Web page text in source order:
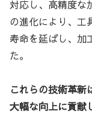
対応し、高精度な
の進化により、工
寿命を延ばし、加
た。
これらの技術革新
大幅な向上に貢献